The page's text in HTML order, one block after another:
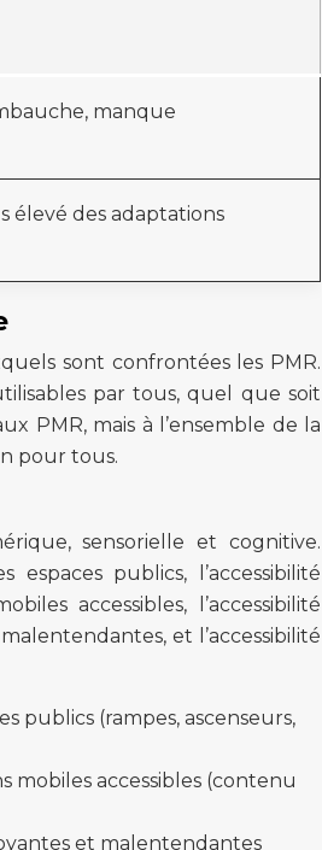
manque
élevé des adaptations
sont confrontées les PMR.
par tous, quel que soit
PMR, mais à l’ensemble de la
pour tous.
sensorielle et cognitive.
publics, l’accessibilité
accessibles, l’accessibilité
et l’accessibilité
publics (rampes, ascenseurs,
mobiles accessibles (contenu
et malentendantes